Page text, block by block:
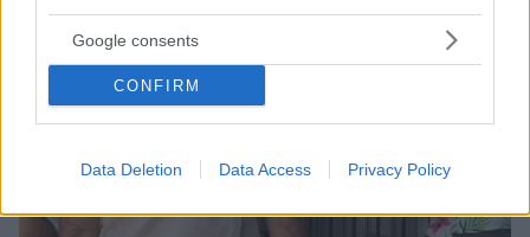
Google consents
CONFIRM
Data Deletion Data Access Privacy Policy